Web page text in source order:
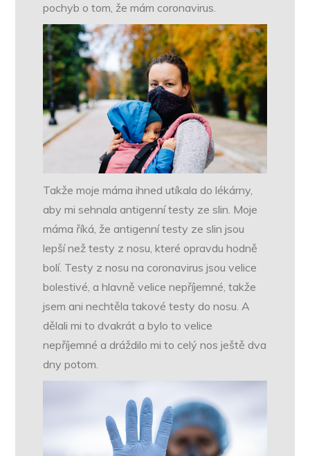
pochyb o tom, že mám coronavirus.
Takže moje máma ihned utíkala do lékárny,
aby mi sehnala antigenní testy ze slin. Moje
máma říká, že antigenní testy ze slin jsou
lepší než testy z nosu, které opravdu hodně
bolí. Testy z nosu na coronavirus jsou velice
bolestivé, a hlavně velice nepříjemné, takže
jsem ani nechtěla takové testy do nosu. A
dělali mi to dvakrát a bylo to velice
nepříjemné a dráždilo mi to celý nos ještě dva
dny potom.